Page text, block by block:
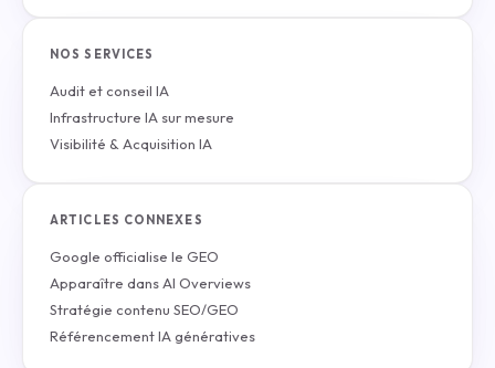
NOS SERVICES
Audit et conseil IA
Infrastructure IA sur mesure
Visibilité & Acquisition IA
ARTICLES CONNEXES
Google officialise le GEO
Apparaître dans AI Overviews
Stratégie contenu SEO/GEO
Référencement IA génératives